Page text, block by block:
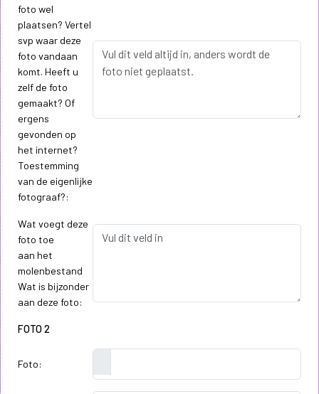
foto wel
plaatsen? Vertel
svp waar deze
foto vandaan
komt. Heeft u
zelf de foto
gemaakt? Of
ergens
gevonden op
het internet?
Toestemming
van de eigenlijke
fotograaf?:
Wat voegt deze
foto toe
aan het
molenbestand
Wat is bijzonder
aan deze foto:
FOTO 2
Foto: